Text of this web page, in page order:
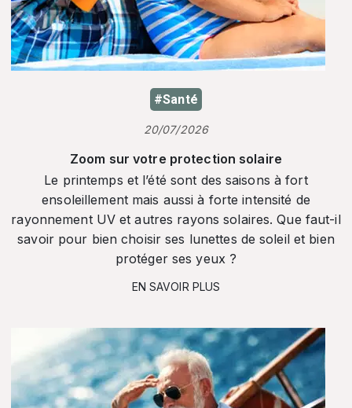
#Santé
20/07/2026
Zoom sur votre protection solaire
Le printemps et l’été sont des saisons à fort
ensoleillement mais aussi à forte intensité de
rayonnement UV et autres rayons solaires. Que faut-il
savoir pour bien choisir ses lunettes de soleil et bien
protéger ses yeux ?
EN SAVOIR PLUS